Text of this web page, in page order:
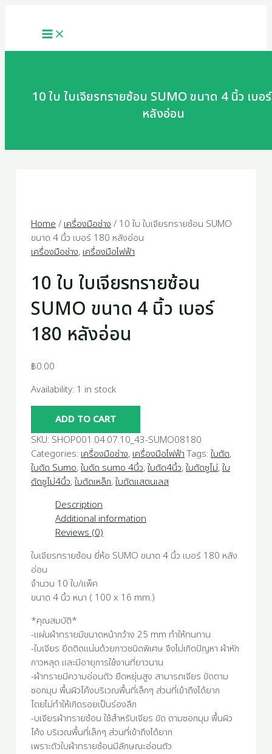
10 ใบ ใบเจียรทรายซ้อน SUMO ขนาด 4 นิ้ว เบอ
หลังอ่อน
Home / เครื่องมือช่าง / 10 ใบ ใบเจียรทรายซ้อน SUMO
ขนาด 4 นิ้ว เบอร์ 180 หลังอ่อน
เครื่องมือช่าง, เครื่องมือไฟฟ้า
10 ใบ ใบเจียรทรายซ้อน
SUMO ขนาด 4 นิ้ว เบอร์
180 หลังอ่อน
฿0.00
Availability: 1 in stock
เจียร
SUMO
ขนาด
ADD TO CART
SKU: SHOP001.04.07.10_43-SUMO08180
Categories:เครื่องมือช่าง,เครื่องมือไฟฟ้าTags:ใบตัด,
ใบตัด Sumo,ใบตัด sumo 4นิ้ว,ใบตัด4นิ้ว,ใบตัดซูโม่,ใบ
ตัดซูโม่4นิ้ว,ใบตัดเหล็ก,ใบตัดแสตนเลส
Description
Additional information
Reviews (0)
ใบเจียรทรายซ้อน ยี่ห้อ SUMO ขนาด 4 นิ้ว เบอร์ 180 หลัง
อ่อน
จำนวน 10 ใบ/แพ็ค
ขนาด 4 นิ้ว หนา ( 100 x 16 mm.)
*คุณสมบัติ*
-แผ่นผ้าทรายมีขนาดหน้ากว้าง 25 mm ทำให้ทนทาน
-ใบเจียร ยึดติดแน่นด้วยกาวชนิดพิเศษ จึงไม่เกิดปัญหา ผ้าหัก
กาวหลุด และมีอายุการใช้งานที่ยาวนาน
-ผ้าทรายมีความอ่อนตัว ยืดหยุ่นสูง สามารถเจียร ขัดตาม
ซอกมุม พื้นผิวโค้งบริเวณพื้นที่เล็กๆ ส่วนที่เข้าถึงได้ยาก
โดยไม่ทำให้เกิดรอยเป็นร่องลึก
-บเจียรผ้าทรายซ้อน ใช้สำหรับเจียร ขัด ตามซอกมุม พื้นผิว
โค้ง บริเวณพื้นที่เล็กๆ ส่วนที่เข้าถึงได้ยาก
เพราะตัวใบผ้าทรายซ้อนมีลักษณะอ่อนตัว